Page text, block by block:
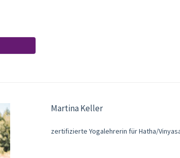
Martina Keller
zertifizierte Yogalehrerin für Hatha/